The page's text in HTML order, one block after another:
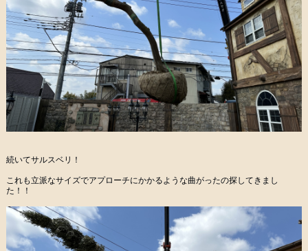
続いてサルスベリ！
これも立派なサイズでアプローチにかかるような曲がったの探してきまし
た！！